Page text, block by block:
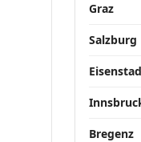
Graz
Salzburg
Bregenz